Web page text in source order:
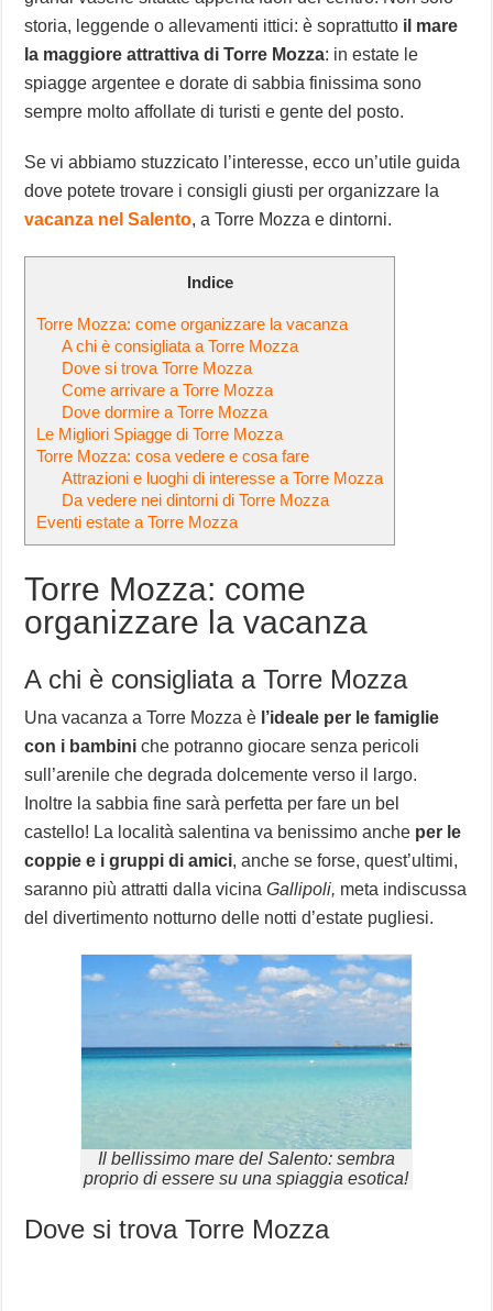
storia, leggende o allevamenti ittici: è soprattutto il mare
la maggiore attrattiva di Torre Mozza: in estate le
spiagge argentee e dorate di sabbia finissima sono
sempre molto affollate di turisti e gente del posto.
Se vi abbiamo stuzzicato l’interesse, ecco un’utile guida
dove potete trovare i consigli giusti per organizzare la
vacanza nel Salento, a Torre Mozza e dintorni.
Indice
Torre Mozza: come organizzare la vacanza
A chi è consigliata a Torre Mozza
Dove si trova Torre Mozza
Come arrivare a Torre Mozza
Dove dormire a Torre Mozza
Le Migliori Spiagge di Torre Mozza
Torre Mozza: cosa vedere e cosa fare
Attrazioni e luoghi di interesse a Torre Mozza
Da vedere nei dintorni di Torre Mozza
Eventi estate a Torre Mozza
Torre Mozza: come
organizzare la vacanza
A chi è consigliata a Torre Mozza
Una vacanza a Torre Mozza è l’ideale per le famiglie
con i bambini che potranno giocare senza pericoli
sull’arenile che degrada dolcemente verso il largo.
Inoltre la sabbia fine sarà perfetta per fare un bel
castello! La località salentina va benissimo anche per le
coppie e i gruppi di amici, anche se forse, quest’ultimi,
saranno più attratti dalla vicinaGallipoli, meta indiscussa
del divertimento notturno delle notti d’estate pugliesi.
Il bellissimo mare del Salento: sembra
proprio di essere su una spiaggia esotica!
Dove si trova Torre Mozza